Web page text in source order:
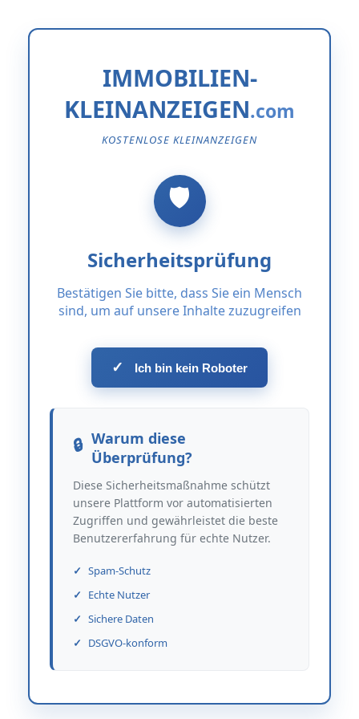
IMMOBILIEN-
KLEINANZEIGEN
KOSTENLOSE KLEINANZEIGEN
Sicherheitsprüfung
Bestätigen Sie bitte, dass Sie ein Mensch
sind, um auf unsere Inhalte zuzugreifen
✓ Ich bin kein Roboter
Warum diese
Überprüfung?
Diese Sicherheitsmaßnahme schützt
unsere Plattform vor automatisierten
Zugriffen und gewährleistet die beste
Benutzererfahrung für echte Nutzer.
Spam-Schutz
Echte Nutzer
Sichere Daten
DSGVO-konform